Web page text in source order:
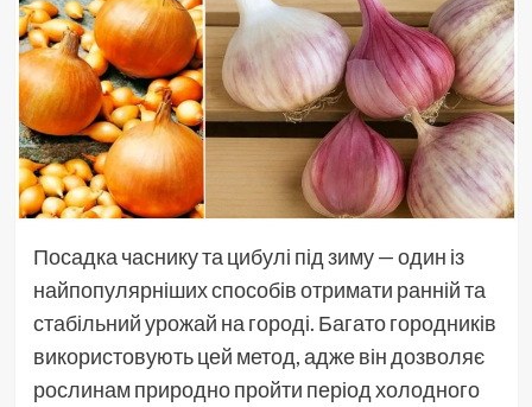
Посадка часнику та цибулі під зиму — один із
найпопулярніших способів отримати ранній та
стабільний урожай на городі. Багато городників
використовують цей метод, адже він дозволяє
рослинам природно пройти період холодного